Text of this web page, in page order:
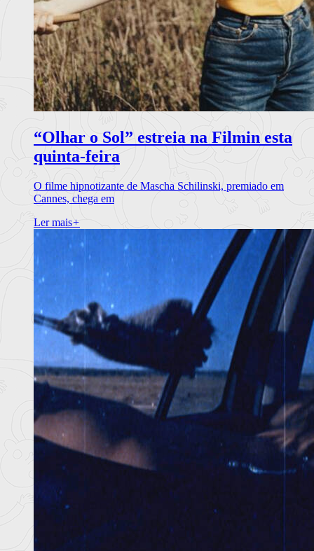
“Olhar o Sol” estreia na Filmin esta
quinta-feira
O filme hipnotizante de Mascha Schilinski, premiado em
Cannes, chega em
Ler mais+